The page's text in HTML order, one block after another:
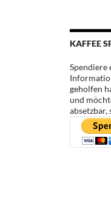
KAFFEE
Spendiere
geholfen
und
absetzbar,